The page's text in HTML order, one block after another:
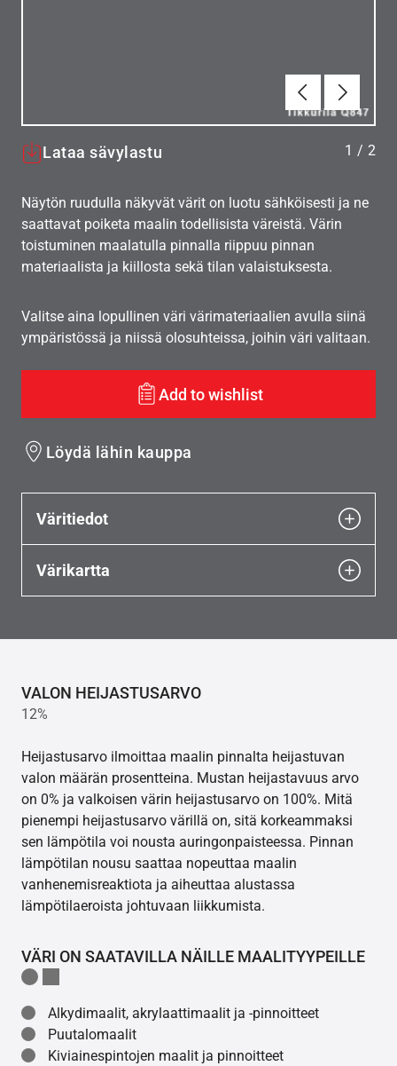
Edellinen
Lataa sävylastu 1 / 2
Näytön ruudulla näkyvät värit on luotu sähköisesti ja ne
saattavat poiketa maalin todellisista väreistä. Värin
toistuminen maalatulla pinnalla riippuu pinnan
materiaalista ja kiillosta sekä tilan valaistuksesta.
Valitse aina lopullinen väri värimateriaalien avulla siinä
ympäristössä ja niissä olosuhteissa, joihin väri valitaan.
Add to wishlist
Löydä lähin kauppa
Väritiedot
Värikartta
VALON HEIJASTUSARVO
12%
Heijastusarvo ilmoittaa maalin pinnalta heijastuvan
valon määrän prosentteina. Mustan heijastavuus arvo
on 0% ja valkoisen värin heijastusarvo on 100%. Mitä
pienempi heijastusarvo värillä on, sitä korkeammaksi
sen lämpötila voi nousta auringonpaisteessa. Pinnan
lämpötilan nousu saattaa nopeuttaa maalin
vanhenemisreaktiota ja aiheuttaa alustassa
lämpötilaeroista johtuvaan liikkumista.
VÄRI ON SAATAVILLA NÄILLE MAALITYYPEILLE
Alkydimaalit, akrylaattimaalit ja -pinnoitteet
Puutalomaalit
Kiviainespintojen maalit ja pinnoitteet